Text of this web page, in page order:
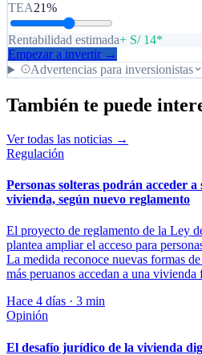
TEA21%
Rentabilidad estimada+ S/ 14*
Empezar a invertir →
Advertencias para inversionistas
También te puede
Ver todas las noticias →
Regulación
Personas solteras podrán acceder
vivienda, según nuevo reglamento
El proyecto de reglamento de la Ley
plantea ampliar el acceso para
La medida reconoce nuevas formas
más peruanos accedan a una vivienda
Hace 4 días · 3 min
Opinión
El desafío jurídico de la vivienda